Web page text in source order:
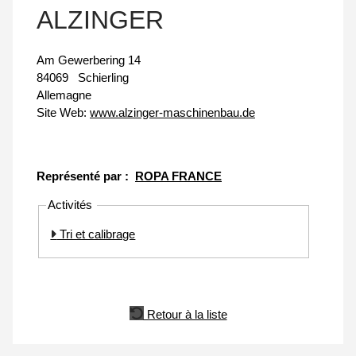
ALZINGER
Am Gewerbering 14
84069
Schierling
Allemagne
Site Web: www.alzinger-maschinenbau.de
Représenté par : ROPA FRANCE
Activités
Tri et calibrage
Retour à la liste